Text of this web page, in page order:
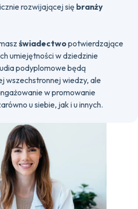
rozwijającej się branży
świadectwopotwierdzające
umiejętności w dziedzinie
podyplomowe będą
wszechstronnej wiedzy, ale
w promowanie
u siebie, jak i u innych.